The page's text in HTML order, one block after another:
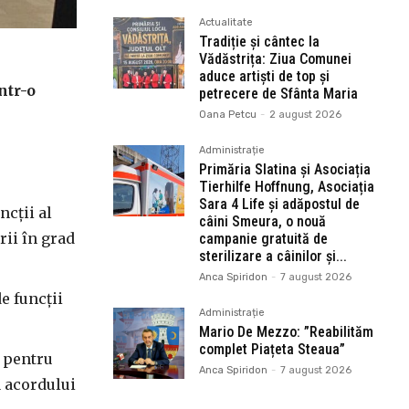
o
al
în grad
funcții
acordului
Actualitate
Tradiție și cântec la
Vădăstrița: Ziua Comunei
aduce artiști de top și
petrecere de Sfânta Maria
Oana Petcu - 2 august 2026
Administrație
Primăria Slatina și Asociația
Tierhilfe Hoffnung, Asociația
Sara 4 Life și adăpostul de
câini Smeura, o nouă
campanie gratuită de
sterilizare a câinilor și...
Anca Spiridon - 7 august 2026
Administrație
Mario De Mezzo: ”Reabilităm
complet Piațeta Steaua”
Anca Spiridon - 7 august 2026